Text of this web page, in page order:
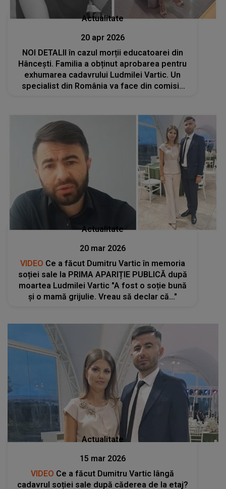
Actualitate
20 apr 2026
NOI DETALII în cazul morții educatoarei din
Hâncești. Familia a obținut aprobarea pentru
exhumarea cadavrului Ludmilei Vartic. Un
specialist din România va face din comisia
Actualitate
20 mar 2026
VIDEO Ce a făcut Dumitru Vartic în memoria
soției sale la PRIMA APARIȚIE PUBLICĂ după
moartea Ludmilei Vartic "A fost o soție bună
și o mamă grijulie. Vreau să declar că..."
Actualitate
15 mar 2026
VIDEO Ce a făcut Dumitru Vartic lângă
cadavrul soției sale după căderea de la etaj?